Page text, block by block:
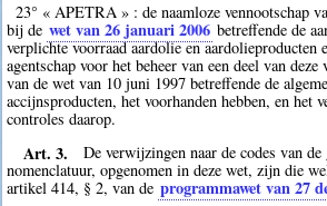
23° « APETRA » : de naamloze vennootschap
bij de wet van 26 januari 2006 betreffende de
verplichte voorraad aardolie en aardolieproducten
agentschap voor het beheer van een deel van
van de wet van 10 juni 1997 betreffende de
accijnsproducten, het voorhanden hebben, en het
controles daarop.
Art. 3.
De verwijzingen naar de codes van de
nomenclatuur, opgenomen in deze wet, zijn die
artikel 414, § 2, van de programmawet van 27